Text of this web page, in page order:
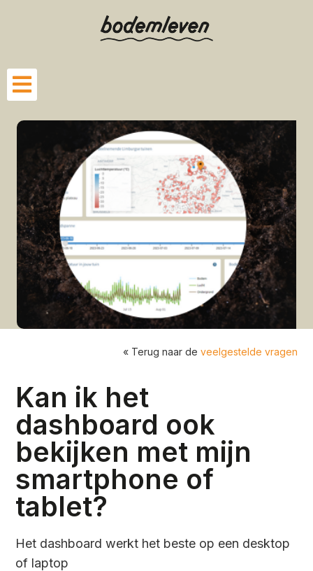
« Terug naar de veelgestelde vragen
Kan ik het
dashboard ook
bekijken met mijn
smartphone of
tablet?
Het dashboard werkt het beste op een desktop
of laptop